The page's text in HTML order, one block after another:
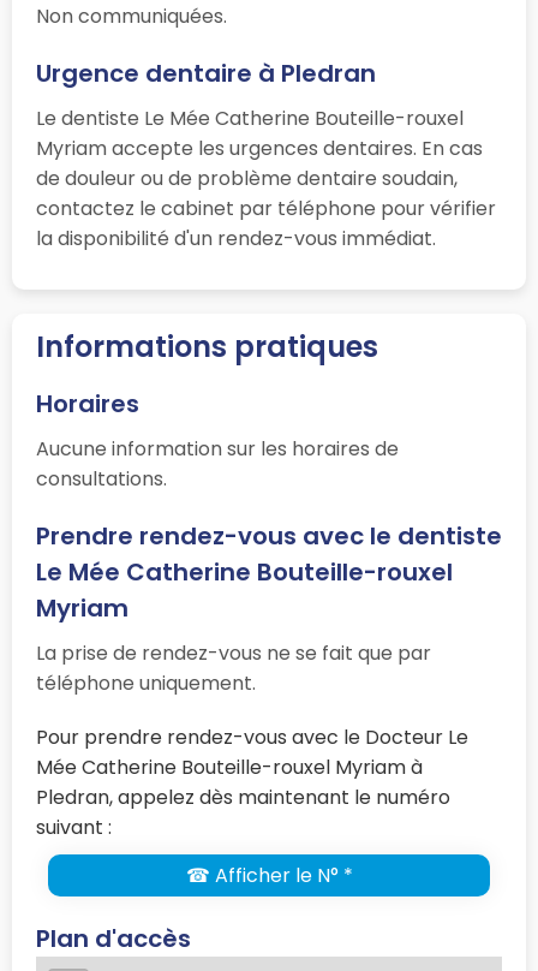
Non communiquées.
Urgence dentaire à Pledran
Le dentiste Le Mée Catherine Bouteille-rouxel
Myriam accepte les urgences dentaires. En cas
de douleur ou de problème dentaire soudain,
contactez le cabinet par téléphone pour vérifier
la disponibilité d'un rendez-vous immédiat.
Informations pratiques
Horaires
Aucune information sur les horaires de
consultations.
Prendre rendez-vous avec le dentiste
Le Mée Catherine Bouteille-rouxel
Myriam
La prise de rendez-vous ne se fait que par
téléphone uniquement.
Pour prendre rendez-vous avec le Docteur Le
Mée Catherine Bouteille-rouxel Myriam à
Pledran, appelez dès maintenant le numéro
suivant :
☎ Afficher le N° *
Plan d'accès